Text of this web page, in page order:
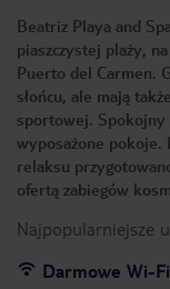
Beatriz Playa and
piaszczystej plaży,
Puerto del Carmen.
słońcu, ale mają
sportowej. Spokojny
wyposażone pokoje.
relaksu
ofertą zabiegów
Najpopularniejsze
Darmowe Wi-Fi